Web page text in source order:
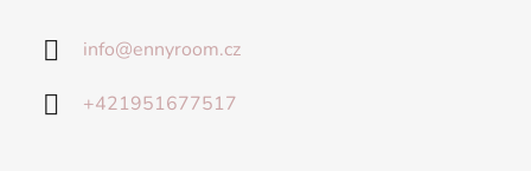
info@ennyroom.cz
+421951677517